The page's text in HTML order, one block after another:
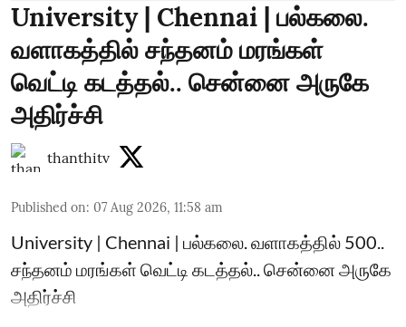
University | Chennai | பல்கலை.
வளாகத்தில் சந்தனம் மரங்கள்
வெட்டி கடத்தல்.. சென்னை அருகே
அதிர்ச்சி
thanthitv
Published on: 07 Aug 2026, 11:58 am
University | Chennai | பல்கலை. வளாகத்தில் 500..
சந்தனம் மரங்கள் வெட்டி கடத்தல்.. சென்னை அருகே
அதிர்ச்சி